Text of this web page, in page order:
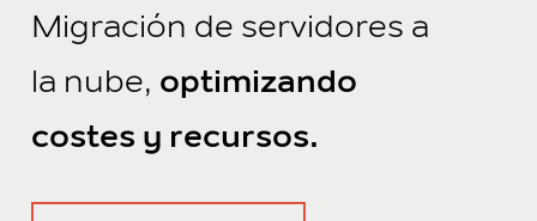
Migración de servidores a
la nube, optimizando
costes y recursos.